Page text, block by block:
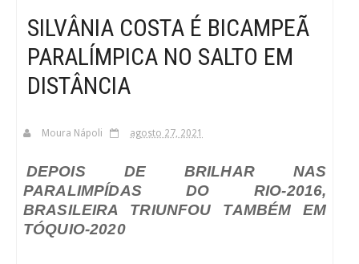
SILVÂNIA COSTA É BICAMPEÃ
PARALÍMPICA NO SALTO EM
DISTÂNCIA
Moura Nápoli agosto 27, 2021
DEPOIS DE BRILHAR NAS
PARALIMPÍDAS DO RIO-2016,
BRASILEIRA TRIUNFOU TAMBÉM EM
TÓQUIO-2020